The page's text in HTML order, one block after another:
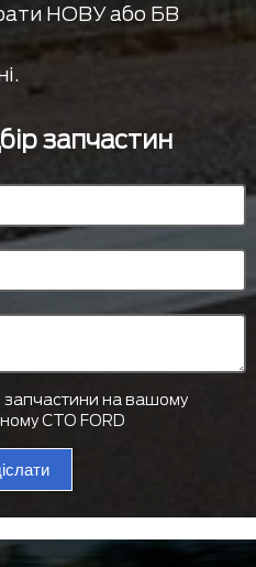
НОВУ або БВ
запчастин
запчастини на вашому
СТО FORD